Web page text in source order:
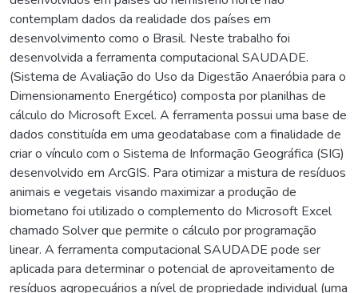
contemplam dados da realidade dos países em
desenvolvimento como o Brasil. Neste trabalho foi
desenvolvida a ferramenta computacional SAUDADE.
(Sistema de Avaliação do Uso da Digestão Anaeróbia para o
Dimensionamento Energético) composta por planilhas de
cálculo do Microsoft Excel. A ferramenta possui uma base de
dados constituída em uma geodatabase com a finalidade de
criar o vínculo com o Sistema de Informação Geográfica (SIG)
desenvolvido em ArcGIS. Para otimizar a mistura de resíduos
animais e vegetais visando maximizar a produção de
biometano foi utilizado o complemento do Microsoft Excel
chamado Solver que permite o cálculo por programação
linear. A ferramenta computacional SAUDADE pode ser
aplicada para determinar o potencial de aproveitamento de
resíduos agropecuários a nível de propriedade individual (uma